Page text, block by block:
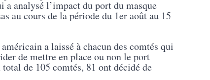
a analysé l’impact du port du masque
au cours de la période du 1er août au 15
a laissé à chacun des comtés qui
de mettre en place ou non le port
de 105 comtés, 81 ont décidé de